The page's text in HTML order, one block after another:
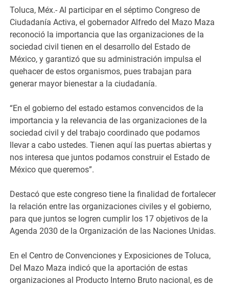
Toluca, Méx.- Al participar en el séptimo Congreso de
Ciudadanía Activa, el gobernador Alfredo del Mazo Maza
reconoció la importancia que las organizaciones de la
sociedad civil tienen en el desarrollo del Estado de
México, y garantizó que su administración impulsa el
quehacer de estos organismos, pues trabajan para
generar mayor bienestar a la ciudadanía.
“En el gobierno del estado estamos convencidos de la
importancia y la relevancia de las organizaciones de la
sociedad civil y del trabajo coordinado que podamos
llevar a cabo ustedes. Tienen aquí las puertas abiertas y
nos interesa que juntos podamos construir el Estado de
México que queremos”.
Destacó que este congreso tiene la finalidad de fortalecer
la relación entre las organizaciones civiles y el gobierno,
para que juntos se logren cumplir los 17 objetivos de la
Agenda 2030 de la Organización de las Naciones Unidas.
En el Centro de Convenciones y Exposiciones de Toluca,
Del Mazo Maza indicó que la aportación de estas
organizaciones al Producto Interno Bruto nacional, es de